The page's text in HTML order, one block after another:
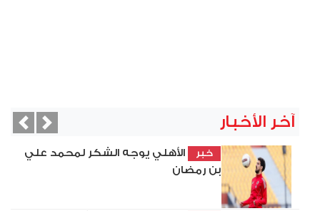
آخر الأخبار
خبر
الأهلي يوجه الشكر لمحمد علي
بن رمضان
Next